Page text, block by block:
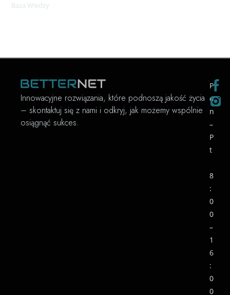
Baza Wiedzy
Innowacyjne rozwiązania, które podnoszą jakość życia
– skontaktuj się z nami i odkryj, jak możemy wspólnie
osiągnąć sukces.
P
o
n
–
P
t
8
:
0
0
–
1
6
:
0
0